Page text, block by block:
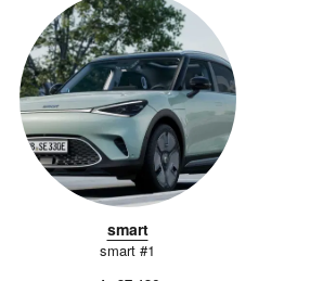
smart
smart #1